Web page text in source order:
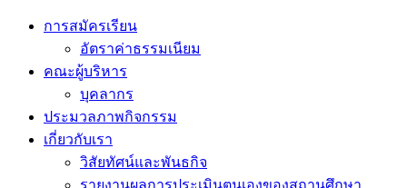
Skip
การสมัครเรียน
อัตราค่าธรรมเนียม
คณะผู้บริหาร
บุคลากร
ประมวลภาพกิจกรรม
เกี่ยวกับเรา
วิสัยทัศน์และพันธกิจ
รายงานผลการประเมินตนเองของสถานศึกษา